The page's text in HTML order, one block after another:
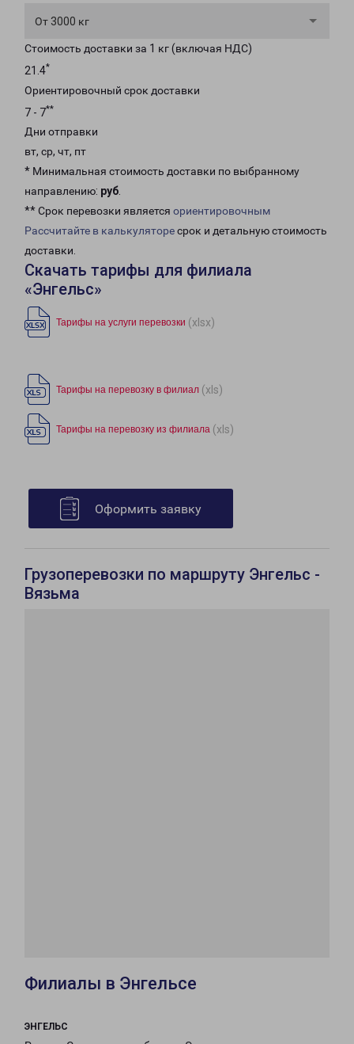
От 3000 кг
Стоимость доставки за 1 кг (включая НДС)
21.4*
Ориентировочный срок доставки
7 - 7**
Дни отправки
вт, ср, чт, пт
* Минимальная стоимость доставки по выбранному
направлению: руб.
** Срок перевозки является ориентировочным
Рассчитайте в калькуляторесрок и детальную стоимость
доставки.
Скачать тарифы для филиала
«Энгельс»
Тарифы на услуги перевозки (xlsx)
Тарифы на перевозку в филиал (xls)
Тарифы на перевозку из филиала (xls)
Оформить заявку
Грузоперевозки по маршруту Энгельс -
Вязьма
Филиалы в Энгельсе
ЭНГЕЛЬС